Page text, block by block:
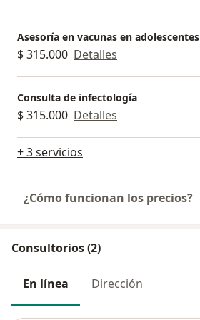
Asesoría en vacunas en adolescentes
$ 315.000 Detalles
Consulta de infectología
$ 315.000 Detalles
+ 3 servicios
¿Cómo funcionan los precios?
Consultorios (2)
En línea Dirección